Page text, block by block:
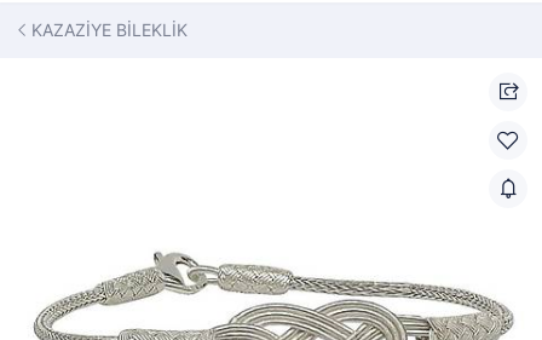
KAZAZİYE BİLEKLİK